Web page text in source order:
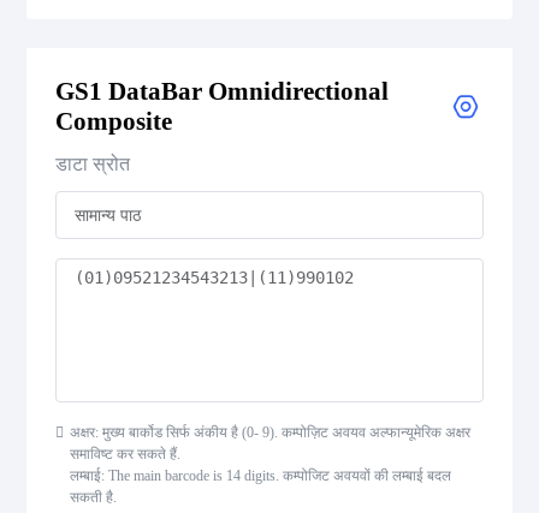
GS1 DataBar Expanded Composite
GS1 DataBar Expanded Stacked
GS1 DataBar Expanded Stacked Composite
GS1 DataBar Limited
GS1 DataBar Omnidirectional Composite
GS1 DataBar Omnidirectional
Composite
डाटा स्रोत
अक्षर: मुख्य बार्कोड सिर्फ अंकीय है (0- 9). कम्पोज़िट अवयव अल्फान्यूमेरिक अक्षर
समाविष्ट कर सकते हैं.
लम्बाई: The main barcode is 14 digits. कम्पोजिट अवयवों की लम्बाई बदल
सकती है.